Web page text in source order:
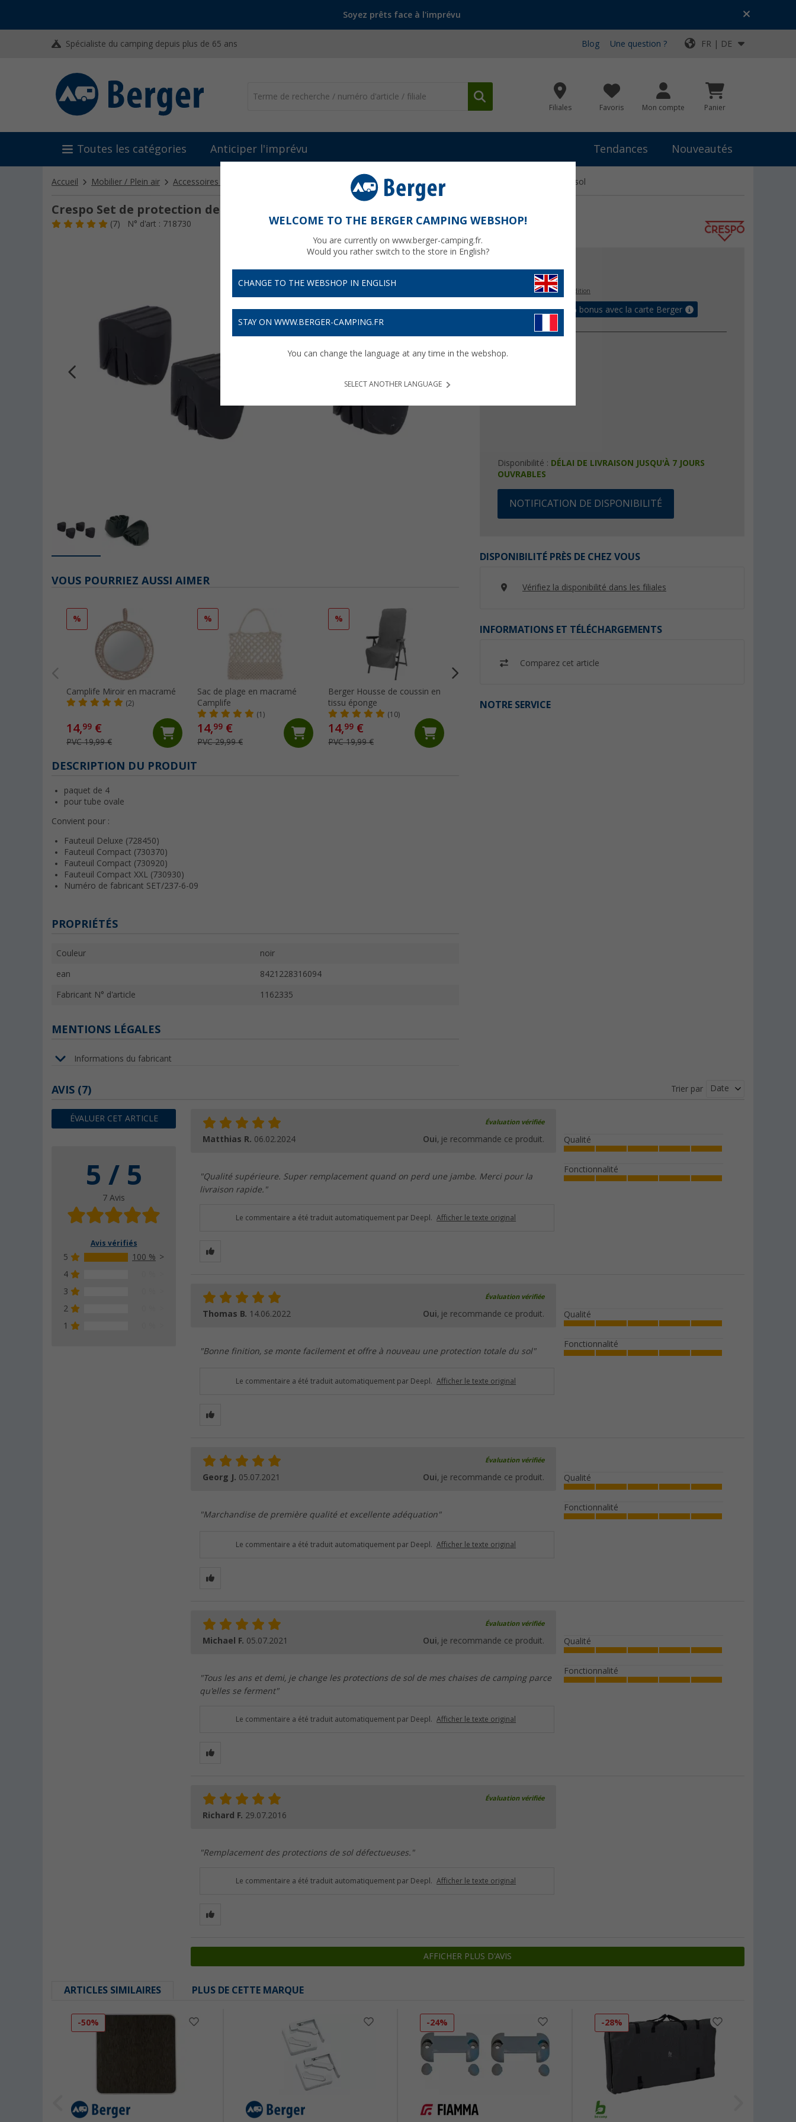
Soyez prêts face à l'imprévu
Spécialiste du camping depuis plus de 65 ans Blog Une question ? FR | DE
Filiales Favoris Mon compte Panier
Toutes les catégories Anticiper l'imprévu Tendances Nouveautés
Accueil Mobilier / Plein air Accessoires pour meubles de camping Accessoires pour meubles Crespo Set de protection pour le sol
Crespo Set de protection de sol noir
(7) N° d'art : 718730
9, €
plus les frais d'expédition
Obtenez jusqu'à 5% bonus avec la carte Berger
Disponibilité : DÉLAI DE LIVRAISON JUSQU'À 7 JOURS
OUVRABLES
NOTIFICATION DE DISPONIBILITÉ
DISPONIBILITÉ PRÈS DE CHEZ VOUS
Vérifiez la disponibilité dans les filiales
INFORMATIONS ET TÉLÉCHARGEMENTS
Comparez cet article
NOTRE SERVICE
VOUS POURRIEZ AUSSI AIMER
%
Camplife Miroir en macramé
(2)
14,99 €
PVC 19,99 €
%
Sac de plage en macramé
Camplife
(1)
14,99 €
PVC 29,99 €
%
Berger Housse de coussin en
tissu éponge
(10)
14,99 €
PVC 19,99 €
et chaises longues vert
DESCRIPTION DU PRODUIT
paquet de 4
pour tube ovale
Convient pour :
Fauteuil Deluxe (728450)
Fauteuil Compact (730370)
Fauteuil Compact (730920)
Fauteuil Compact XXL (730930)
Numéro de fabricant SET/237-6-09
PROPRIÉTÉS
Couleur noir
ean 8421228316094
Fabricant N° d'article 1162335
MENTIONS LÉGALES
Informations du fabricant
AVIS (7)
ÉVALUER CET ARTICLE
5 / 5
7 Avis
Avis vérifiés
5
100 %
4
3
2
1
Trier par Date
Évaluation vérifiée
Matthias R. 06.02.2024 Oui, je recommande ce produit.
"Qualité supérieure. Super remplacement quand on perd une jambe. Merci pour la
livraison rapide."
Qualité
Fonctionnalité
Le commentaire a été traduit automatiquement par Deepl. Afficher le texte original
Évaluation vérifiée
Thomas B. 14.06.2022 Oui, je recommande ce produit.
"Bonne finition, se monte facilement et offre à nouveau une protection totale du sol"
Qualité
Fonctionnalité
Le commentaire a été traduit automatiquement par Deepl. Afficher le texte original
Évaluation vérifiée
Georg J. 05.07.2021 Oui, je recommande ce produit.
"Marchandise de première qualité et excellente adéquation"
Qualité
Fonctionnalité
Le commentaire a été traduit automatiquement par Deepl. Afficher le texte original
Évaluation vérifiée
Michael F. 05.07.2021 Oui, je recommande ce produit.
"Tous les ans et demi, je change les protections de sol de mes chaises de camping parce
qu'elles se ferment"
Qualité
Fonctionnalité
Le commentaire a été traduit automatiquement par Deepl. Afficher le texte original
Évaluation vérifiée
Richard F. 29.07.2016
"Remplacement des protections de sol défectueuses."
Le commentaire a été traduit automatiquement par Deepl. Afficher le texte original
AFFICHER PLUS D'AVIS
ARTICLES SIMILAIRES PLUS DE CETTE MARQUE
-50% -24% -28%
WELCOME TO THE BERGER CAMPING WEBSHOP!
You are currently on www.berger-camping.fr.
Would you rather switch to the store in English?
CHANGE TO THE WEBSHOP IN ENGLISH
STAY ON WWW.BERGER-CAMPING.FR
You can change the language at any time in the webshop.
SELECT ANOTHER LANGUAGE